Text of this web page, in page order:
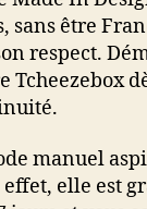
sans être
respect.
Tcheezebox
manuel
effet, elle est